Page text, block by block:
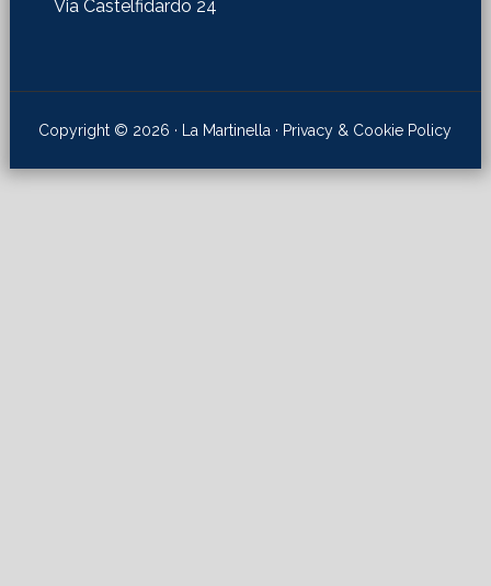
Via Castelfidardo 24
Copyright © 2026 · La Martinella · Privacy & Cookie Policy